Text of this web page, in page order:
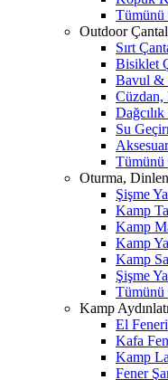
Tümünü
Outdoor
Sırt
Bisiklet
Bavul &
Cüzdan,
Su
Tümünü
Oturma,
Şişme
Kamp
Kamp
Kamp
Kamp
Şişme
Tümünü
Kamp
El Feneri
Kafa
Kamp
Fener